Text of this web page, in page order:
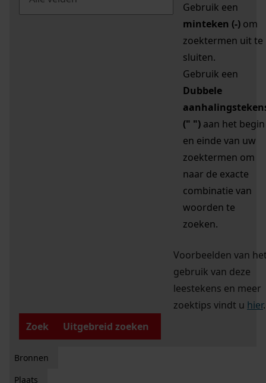
Gebruik een
minteken (-) om
zoektermen uit te
sluiten.
Gebruik een
Dubbele
(" ") aan het begin
en einde van uw
zoektermen om
naar de exacte
combinatie van
woorden te
zoeken.
Voorbeelden van
gebruik van deze
leestekens en meer
zoektips vindt u hier.
Zoek
Uitgebreid zoeken
Bronnen
Plaats